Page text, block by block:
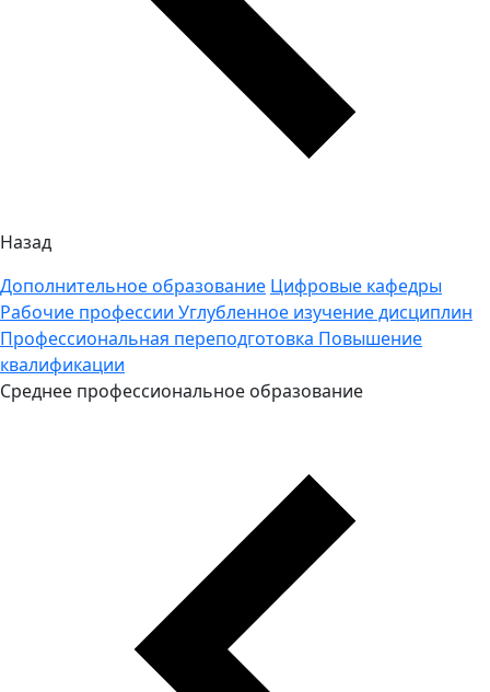
Назад
Дополнительное образование Цифровые кафедры
Рабочие профессии Углубленное изучение дисциплин
Профессиональная переподготовка Повышение
квалификации
Среднее профессиональное образование